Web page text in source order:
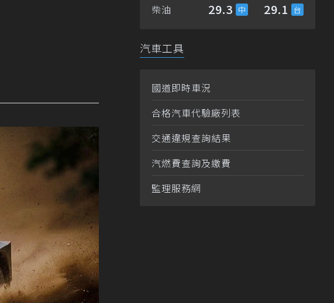
柴油 29.3 29.1
汽車工具
國道即時車況
合格汽車代驗廠列表
交通違規查詢結果
汽燃費查詢及繳費
監理服務網